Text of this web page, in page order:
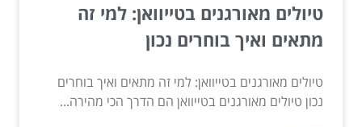
טיולים מאורגנים בטייוואן: למי זה
מתאים ואיך בוחרים נכון
טיולים מאורגנים בטייוואן: למי זה מתאים ואיך בוחרים
נכון טיולים מאורגנים בטייוואן הם הדרך הכי מהירה...